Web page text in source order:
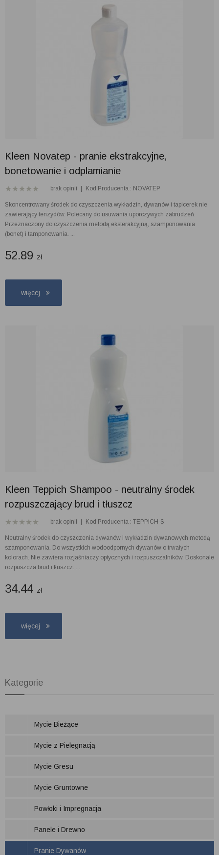
Kleen Novatep - pranie ekstrakcyjne,
bonetowanie i odplamianie
brak opinii Kod Producenta : NOVATEP
Skoncentrowany środek do czyszczenia wykładzin, dywanów i tapicerek nie
zawierający tenzydów. Polecany do usuwania uporczywych zabrudzeń.
Przeznaczony do czyszczenia metodą eksterakcyjną, szamponowania
(bonet) i tamponowania. ...
52.89 zł
więcej
Kleen Teppich Shampoo - neutralny środek
rozpuszczający brud i tłuszcz
brak opinii Kod Producenta : TEPPICH-S
Neutralny środek do czyszczenia dywanów i wykładzin dywanowych metodą
szamponowania. Do wszystkich wodoodpornych dywanów o trwałych
kolorach. Nie zawiera rozjaśniaczy optycznych i rozpuszczalników. Doskonale
rozpuszcza brud i tłuszcz. ...
34.44 zł
więcej
Kategorie
Mycie Bieżące
Mycie z Pielegnacją
Mycie Gresu
Mycie Gruntowne
Powłoki i Impregnacja
Panele i Drewno
Pranie Dywanów